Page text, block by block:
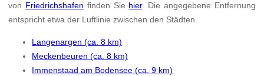
von Friedrichshafen finden Sie hier. Die angegebene Entfernung
entspricht etwa der Luftlinie zwischen den Städten.
Langenargen (ca. 8 km)
Meckenbeuren (ca. 8 km)
Immenstaad am Bodensee (ca. 9 km)